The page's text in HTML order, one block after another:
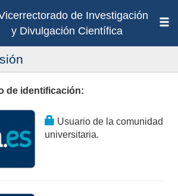
de Investigación
y Divulgación Científica
de identificación:
Usuario de la comunidad
universitaria.